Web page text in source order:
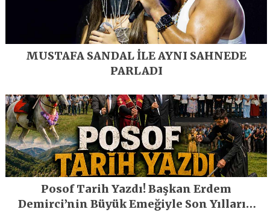
MUSTAFA SANDAL İLE AYNI SAHNEDE
PARLADI
Posof Tarih Yazdı! Başkan Erdem
Demirci’nin Büyük Emeğiyle Son Yılların